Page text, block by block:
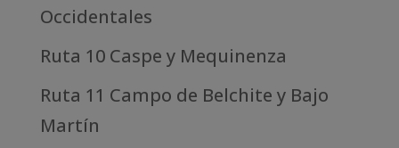
Occidentales
Ruta 10 Caspe y Mequinenza
Ruta 11 Campo de Belchite y Bajo
Martín